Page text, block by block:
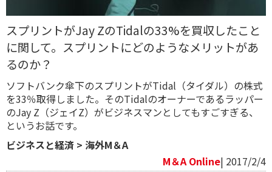
スプリントがJay ZのTidalの33%を買収したこと
に関して。スプリントにどのようなメリットがあ
るのか？
ソフトバンク傘下のスプリントがTidal（タイダル）の株式
を33％取得しました。そのTidalのオーナーであるラッパー
のJay Z（ジェイZ）がビジネスマンとしてもすごすぎる、
というお話です。
ビジネスと経済 > 海外M＆A
M＆A Online| 2017/2/4